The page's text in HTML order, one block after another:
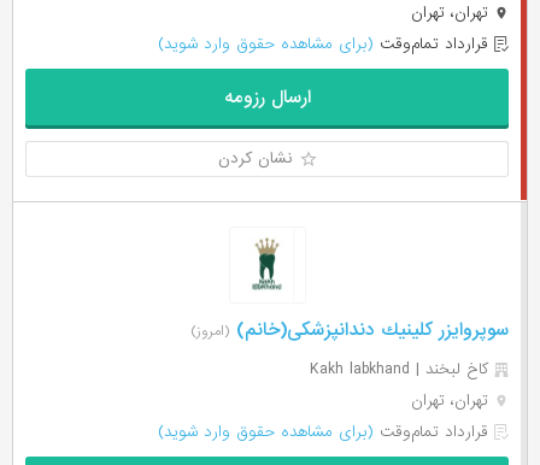
تهران، تهران
قرارداد تمام‌وقت (برای مشاهده حقوق وارد شوید)
ارسال رزومه
نشان کردن
سوپروايزر كلينيك دندانپزشكی(خانم) (امروز)
کاخ لبخند | Kakh labkhand
تهران، تهران
قرارداد تمام‌وقت (برای مشاهده حقوق وارد شوید)